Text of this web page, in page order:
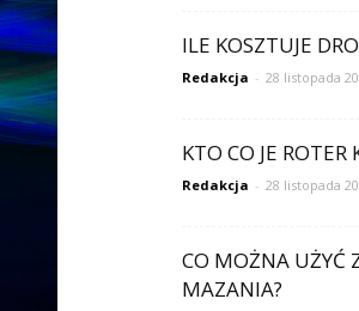
ILE KOSZTUJE
Redakcja - 28 listopada
KTO CO JE ROTER
Redakcja - 28 listopada
CO MOŻNA UŻYĆ
MAZANIA?